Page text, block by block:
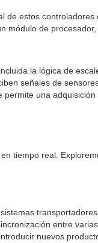
de estos controladores
módulo de
la lógica de
señales de
una
tiempo real.
entre
nuevos